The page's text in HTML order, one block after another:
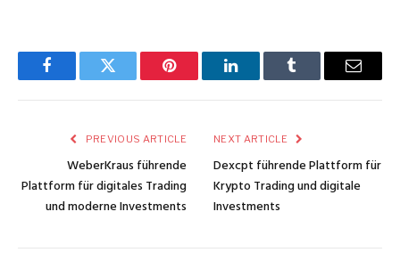
FacebookTwitter Pinterest LinkedInTumblr Email
PREVIOUS ARTICLE
WeberKraus führende
Plattform für digitales Trading
und moderne Investments
NEXT ARTICLE
Dexcpt führende Plattform für
Krypto Trading und digitale
Investments